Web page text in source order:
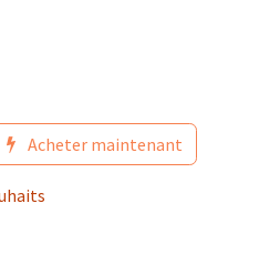
Acheter maintenant